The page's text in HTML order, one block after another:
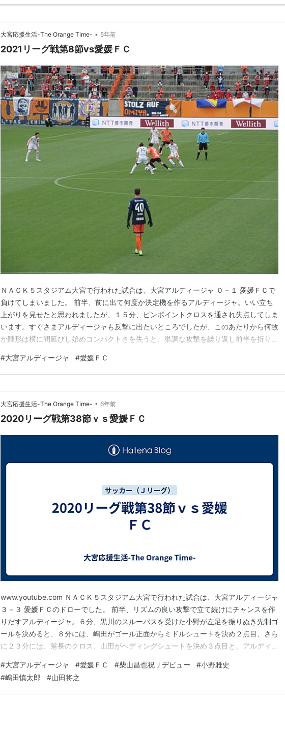
大宮応援生活-The Orange Time- • 5年前
2021リーグ戦第8節vs愛媛ＦＣ
ＮＡＣＫ５スタジアム大宮で行われた試合は、大宮アルディージャ ０－１ 愛媛ＦＣで
負けてしまいました。 前半、前に出て何度か決定機を作るアルディージャ。いい立ち
上がりを見せたと思われましたが、１５分、ピンポイントクロスを通され失点してしま
います。すぐさまアルディージャも反撃に出たいところでしたが、このあたりから何故
か陣形は横に間延びし始めコンパクトさを失うと、単調な攻撃を繰り返し前半を折り返
チャンスは作るもあと少しのところで決まらず思うようなサッカーができません。６０
分、松本、松田、７３分、柴山、ハスキッチを投入し打開…
#大宮アルディージャ #愛媛ＦＣ
大宮応援生活-The Orange Time- • 6年前
2020リーグ戦第38節ｖｓ愛媛ＦＣ
www.youtube.com ＮＡＣＫ５スタジアム大宮で行われた試合は、大宮アルディージャ
３－３ 愛媛ＦＣのドローでした。 前半、リズムの良い攻撃で立て続けにチャンスを作
りだすアルディージャ。６分、黒川のスルーパスを受けた小野が左足を振りぬき先制ゴ
ールを決めると、８分には、嶋田がゴール正面からミドルシュートを決め２点目、さら
に２３分には、翁長のクロス、山田がヘディングシュートを決め３点目と、アルディー
で試合を優勢に進めるアルディージャ。しかし、74分、左サイドからクロスを通され
失点すると、75分、78分と連続失点…
#大宮アルディージャ #愛媛ＦＣ #柴山昌也祝Ｊデビュー #小野雅史
#嶋田慎太郎 #山田将之